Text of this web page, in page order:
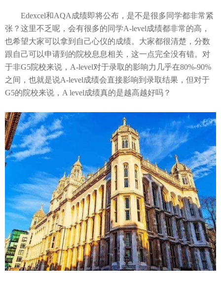
Edexcel和AQA成绩即将公布，是不是很多同学都非常紧
张？这里不乏呢，会有很多的同学A-level成绩都非常的高，
也希望大家可以拿到自己心仪的成绩。大家都很清楚，分数
跟自己可以申请到的院校息息相关，这一点完全没有错。 对
于非G5院校来说，A-level对于录取的影响力几乎在80%-90%
之间，也就是说A-level成绩会直接影响到录取结果，但对于
G5的院校来说，A level成绩真的是越高越好吗？